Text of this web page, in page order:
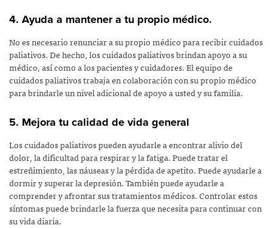
4. Ayuda a mantener a tu propio médico.
No es necesario renunciar a su propio médico para recibir cuidados
paliativos. De hecho, los cuidados paliativos brindan apoyo a su
médico, así como a los pacientes y cuidadores. El equipo de
cuidados paliativos trabaja en colaboración con su propio médico
para brindarle un nivel adicional de apoyo a usted y su familia.
5. Mejora tu calidad de vida general
Los cuidados paliativos pueden ayudarle a encontrar alivio del
dolor, la dificultad para respirar y la fatiga. Puede tratar el
estreñimiento, las náuseas y la pérdida de apetito. Puede ayudarle a
dormir y superar la depresión. También puede ayudarle a
comprender y afrontar sus tratamientos médicos. Controlar estos
síntomas puede brindarle la fuerza que necesita para continuar con
su vida diaria.